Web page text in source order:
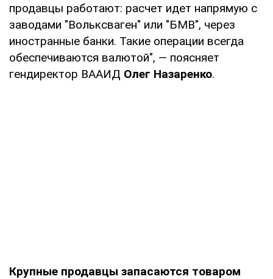
продавцы работают: расчет идет напрямую с
заводами "Вольксваген" или "БМВ", через
иностранные банки. Такие операции всегда
обеспечиваются валютой", — поясняет
гендиректор ВААИД Олег Назаренко.
Крупные продавцы запасаются товаром